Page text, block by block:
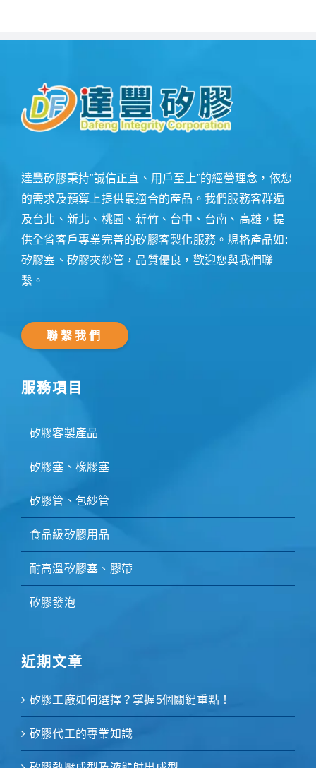
達豐矽膠秉持”誠信正直、用戶至上”的經營理念，依您
的需求及預算上提供最適合的產品。我們服務客群遍
及台北、新北、桃園、新竹、台中、台南、高雄，提
供全省客戶專業完善的矽膠客製化服務。規格產品如:
矽膠塞、矽膠夾紗管，品質優良，歡迎您與我們聯
繫。
聯繫我們
服務項目
矽膠客製產品
矽膠塞、橡膠塞
矽膠管、包紗管
食品級矽膠用品
耐高溫矽膠塞、膠帶
矽膠發泡
近期文章
矽膠工廠如何選擇？掌握5個關鍵重點！
矽膠代工的專業知識